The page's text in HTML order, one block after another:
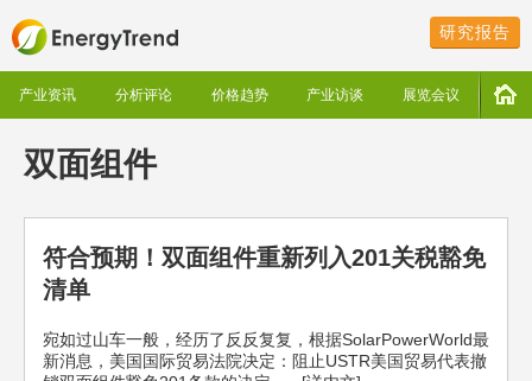
研究报告
产业资讯 分析评论 价格趋势 产业访谈 展览会议
双面组件
符合预期！双面组件重新列入201关税豁免
清单
宛如过山车一般，经历了反反复复，根据SolarPowerWorld最
新消息，美国国际贸易法院决定：阻止USTR美国贸易代表撤